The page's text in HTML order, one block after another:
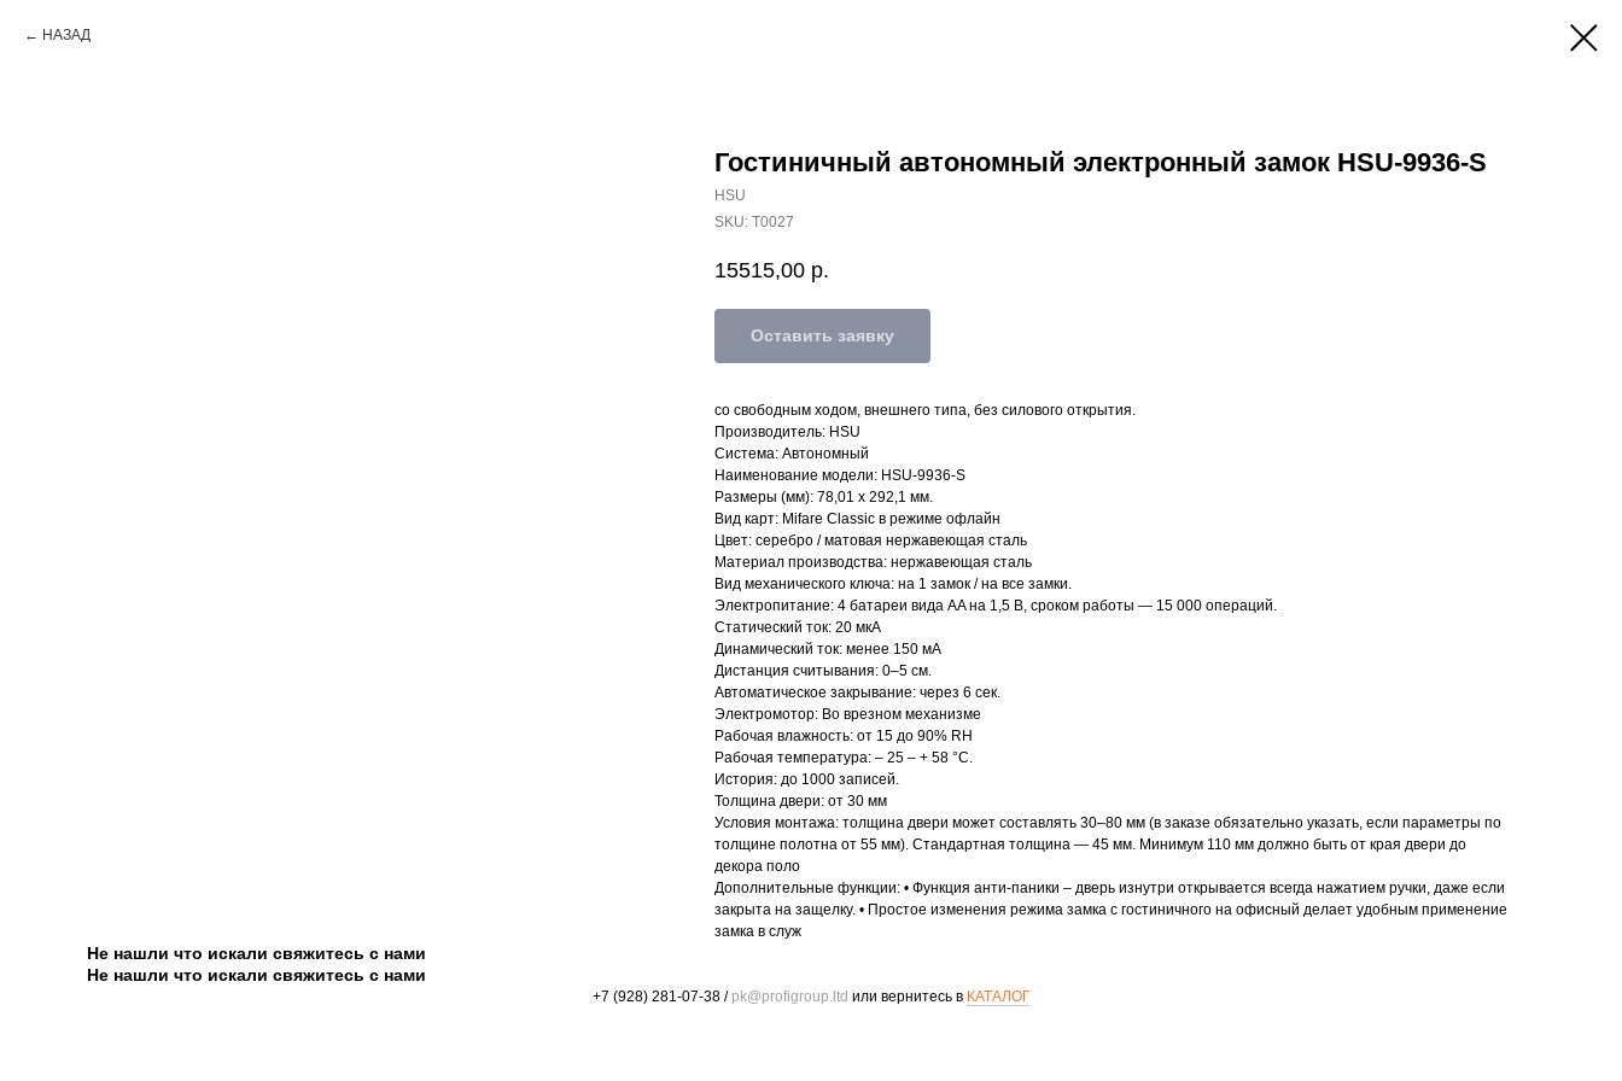
НАЗАД
Гостиничный автономный электронный замок HSU-9936-S
HSU
SKU: T0027
15515,00 р.
Оставить заявку
со свободным ходом, внешнего типа, без силового открытия.
Производитель: HSU
Система: Автономный
Наименование модели: HSU-9936-S
Размеры (мм): 78,01 x 292,1 мм.
Вид карт: Mifare Classic в режиме офлайн
Цвет: серебро / матовая нержавеющая сталь
Материал производства: нержавеющая сталь
Вид механического ключа: на 1 замок / на все замки.
Электропитание: 4 батареи вида AA на 1,5 В, сроком работы — 15 000 операций.
Статический ток: 20 мкА
Динамический ток: менее 150 мА
Дистанция считывания: 0–5 см.
Автоматическое закрывание: через 6 сек.
Электромотор: Во врезном механизме
Рабочая влажность: от 15 до 90% RH
Рабочая температура: – 25 – + 58 °С.
История: до 1000 записей.
Толщина двери: от 30 мм
Условия монтажа: толщина двери может составлять 30–80 мм (в заказе обязательно указать, если параметры по
толщине полотна от 55 мм). Стандартная толщина — 45 мм. Минимум 110 мм должно быть от края двери до
декора поло
Дополнительные функции: • Функция анти-паники – дверь изнутри открывается всегда нажатием ручки, даже если
закрыта на защелку. • Простое изменения режима замка с гостиничного на офисный делает удобным применение
замка в служ
Не нашли что искали свяжитесь с нами
Не нашли что искали свяжитесь с нами
+7 (928) 281-07-38/ pk@profigroup.ltd или вернитесь в КАТАЛОГ